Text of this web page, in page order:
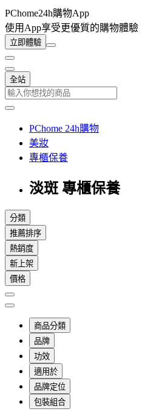
PChome24h購物App
使用App享受更優質的購物體驗
立即體驗
全站
PChome 24h購物
美妝
專櫃保養
淡斑 專櫃保養
分類
推薦排序
熱銷度
新上架
價格
商品分類
品牌
功效
適用於
品牌定位
包裝組合